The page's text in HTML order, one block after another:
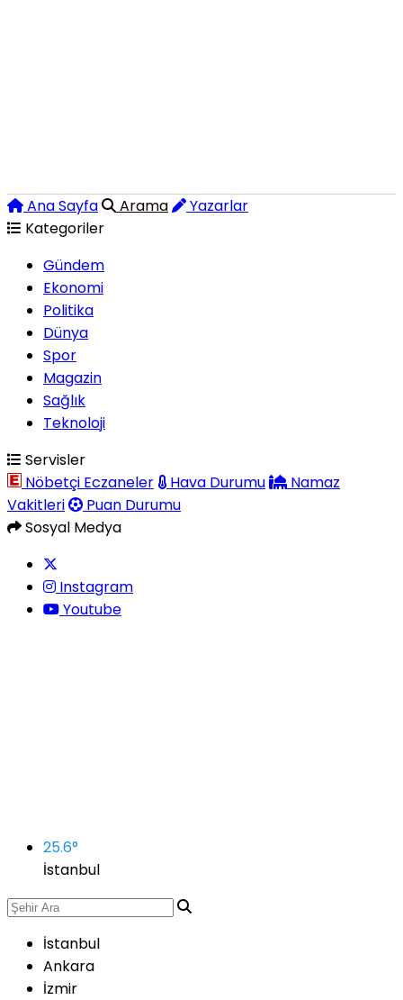
Ana Sayfa Arama
Yazarlar
Kategoriler
Gündem
Ekonomi
Politika
Dünya
Spor
Magazin
Sağlık
Teknoloji
Servisler
Nöbetçi Eczaneler
Hava Durumu
Namaz
Vakitleri
Puan Durumu
Sosyal Medya
Instagram
Youtube
25.6°
İstanbul
İstanbul
Ankara
İzmir